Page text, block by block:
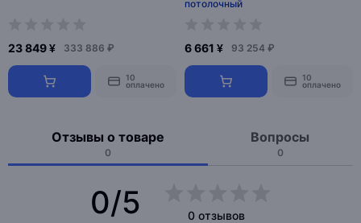
23 849 ¥ 333 886 ₽
10
оплачено
потолочный
6 661 ¥ 93 254 ₽
10
оплачено
Отзывы о товаре
0
Вопросы
0
0/5
0 отзывов